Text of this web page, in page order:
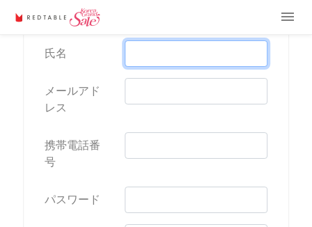
menu
氏名
メールアド
レス
携帯電話番
号
パスワード